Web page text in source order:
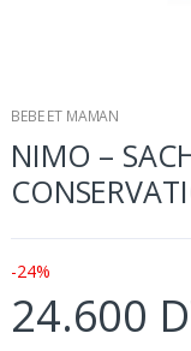
BEBE ET MAMAN
NIMO –
-24%
24.600